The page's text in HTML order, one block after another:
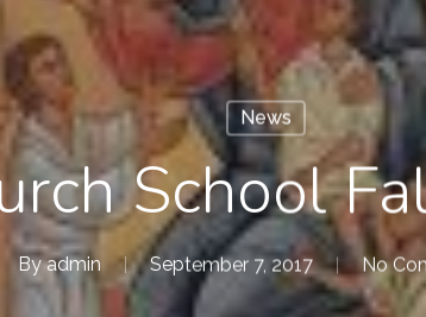
News
School
By admin September 7, 2017 No